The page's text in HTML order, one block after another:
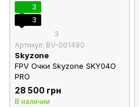
3
3
3
Артикул: BV-001490
Skyzone
FPV Очки Skyzone SKY04O
PRO
28 500 грн
В наличии